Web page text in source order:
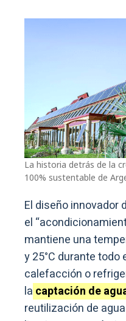
La historia detrás de la
100% sustentable de
El diseño innovador
el
mantiene una
y 25°C durante todo
calefacción o
la captación de
reutilización de